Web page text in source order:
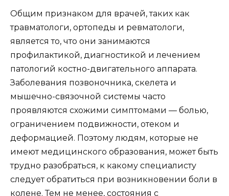
Общим признаком для врачей, таких как
травматологи, ортопеды и ревматологи,
является то, что они занимаются
профилактикой, диагностикой и лечением
патологий костно-двигательного аппарата.
Заболевания позвоночника, скелета и
мышечно-связочной системы часто
проявляются схожими симптомами — болью,
ограничением подвижности, отеком и
деформацией. Поэтому людям, которые не
имеют медицинского образования, может быть
трудно разобраться, к какому специалисту
следует обратиться при возникновении боли в
колене. Тем не менее, состояния с